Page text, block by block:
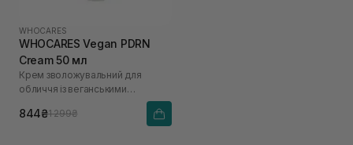
WHOCARES
WHOCARES Vegan PDRN
Cream 50 мл
Крем зволожувальний для
обличчя із веганськими
844₴1 299₴